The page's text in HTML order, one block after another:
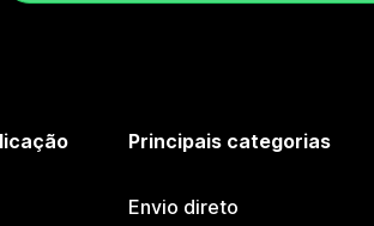
Principais categorias
Envio direto